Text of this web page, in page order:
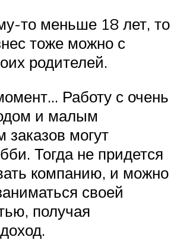
то меньше 18 лет, то
тоже можно с
родителей.
Работу с очень
и малым
заказов могут
Тогда не придется
компанию, и можно
своей
получая